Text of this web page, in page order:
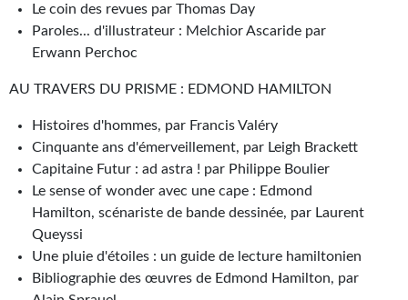
Nous contacter
F.A.Q.
Support technique
Le coin des revues par Thomas Day
Paroles... d'illustrateur : Melchior Ascaride par
Erwann Perchoc
AU TRAVERS DU PRISME : EDMOND HAMILTON
Histoires d'hommes, par Francis Valéry
Cinquante ans d'émerveillement, par Leigh Brackett
Capitaine Futur : ad astra ! par Philippe Boulier
Le sense of wonder avec une cape : Edmond
Hamilton, scénariste de bande dessinée, par Laurent
Queyssi
Une pluie d'étoiles : un guide de lecture hamiltonien
Bibliographie des œuvres de Edmond Hamilton, par